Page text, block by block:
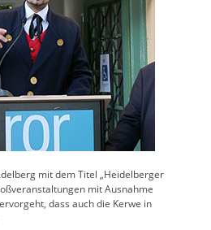
mit dem Titel „Heidelberger
mit Ausnahme
dass auch die Kerwe in